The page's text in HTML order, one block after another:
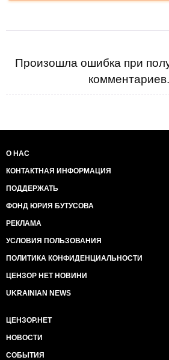
Произошла ошибка при
комментариев.
О НАС
КОНТАКТНАЯ ИНФОРМАЦИЯ
ПОДДЕРЖАТЬ
ФОНД ЮРИЯ БУТУСОВА
РЕКЛАМА
УСЛОВИЯ ПОЛЬЗОВАНИЯ
ПОЛИТИКА КОНФИДЕНЦИАЛЬНОСТИ
ЦЕНЗОР НЕТ НОВИНИ
UKRAINIAN NEWS
ЦЕНЗОР.НЕТ
НОВОСТИ
СОБЫТИЯ